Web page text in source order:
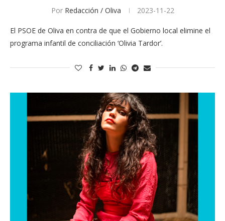
Por Redacción / Oliva 2023-11-22
El PSOE de Oliva en contra de que el Gobierno local elimine el
programa infantil de conciliación ‘Olivia Tardor’.